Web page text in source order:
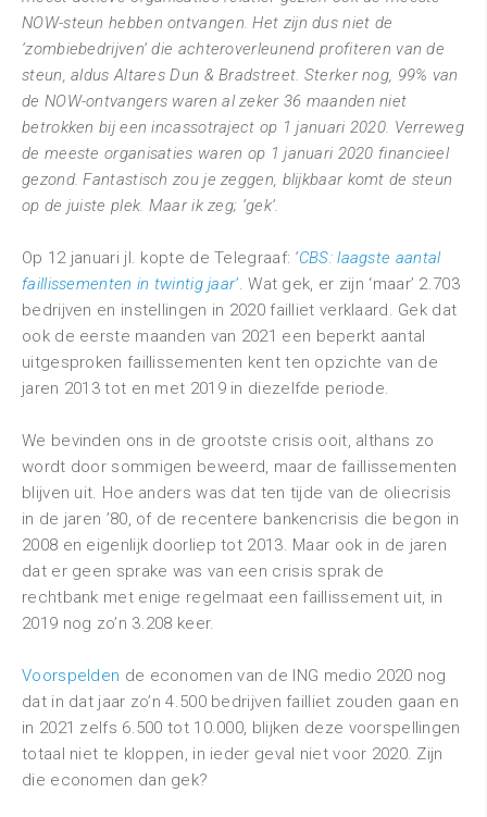
NOW-steun hebben ontvangen. Het zijn dus niet de
‘zombiebedrijven’ die achteroverleunend profiteren van de
steun, aldus Altares Dun & Bradstreet. Sterker nog, 99% van
de NOW-ontvangers waren al zeker 36 maanden niet
betrokken bij een incassotraject op 1 januari 2020. Verreweg
de meeste organisaties waren op 1 januari 2020 financieel
gezond. Fantastisch zou je zeggen, blijkbaar komt de steun
op de juiste plek. Maar ik zeg; ‘gek’.
Op 12 januari jl. kopte de Telegraaf: ‘CBS: laagste aantal
faillissementen in twintig jaar’. Wat gek, er zijn ‘maar’ 2.703
bedrijven en instellingen in 2020 failliet verklaard. Gek dat
ook de eerste maanden van 2021 een beperkt aantal
uitgesproken faillissementen kent ten opzichte van de
jaren 2013 tot en met 2019 in diezelfde periode.
We bevinden ons in de grootste crisis ooit, althans zo
wordt door sommigen beweerd, maar de faillissementen
blijven uit. Hoe anders was dat ten tijde van de oliecrisis
in de jaren ’80, of de recentere bankencrisis die begon in
2008 en eigenlijk doorliep tot 2013. Maar ook in de jaren
dat er geen sprake was van een crisis sprak de
rechtbank met enige regelmaat een faillissement uit, in
2019 nog zo’n 3.208 keer.
Voorspelden de economen van de ING medio 2020 nog
dat in dat jaar zo’n 4.500 bedrijven failliet zouden gaan en
in 2021 zelfs 6.500 tot 10.000, blijken deze voorspellingen
totaal niet te kloppen, in ieder geval niet voor 2020. Zijn
die economen dan gek?